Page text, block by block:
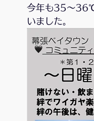
お試し体心調整 ベイタ
ダイヤモンド富士ツアー
今年も35〜36℃
いました。